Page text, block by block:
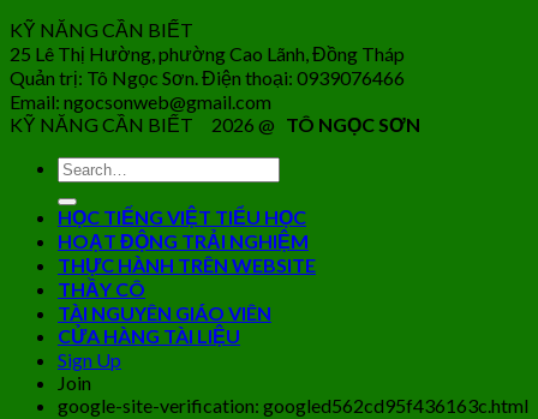
KỸ NĂNG CẦN BIẾT
25 Lê Thị Hường, phường Cao Lãnh, Đồng Tháp
Quản trị: Tô Ngọc Sơn. Điện thoại: 0939076466
Email: ngocsonweb@gmail.com
KỸ NĂNG CẦN BIẾT 2026 @ TÔ NGỌC SƠN
HỌC TIẾNG VIỆT TIỂU HỌC
HOẠT ĐỘNG TRẢI NGHIỆM
THỰC HÀNH TRÊN WEBSITE
THẦY CÔ
TÀI NGUYÊN GIÁO VIÊN
CỬA HÀNG TÀI LIỆU
Sign Up
Join
google-site-verification: googled562cd95f436163c.html